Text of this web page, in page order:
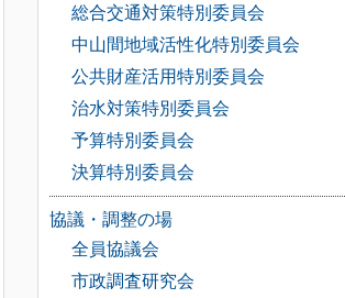
総合交通対策特別委員会
中山間地域活性化特別委員会
公共財産活用特別委員会
治水対策特別委員会
予算特別委員会
決算特別委員会
協議・調整の場
全員協議会
市政調査研究会